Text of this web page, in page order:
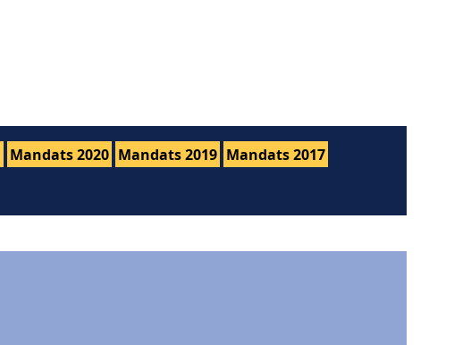
Mandats 2020 Mandats 2019 Mandats 2017